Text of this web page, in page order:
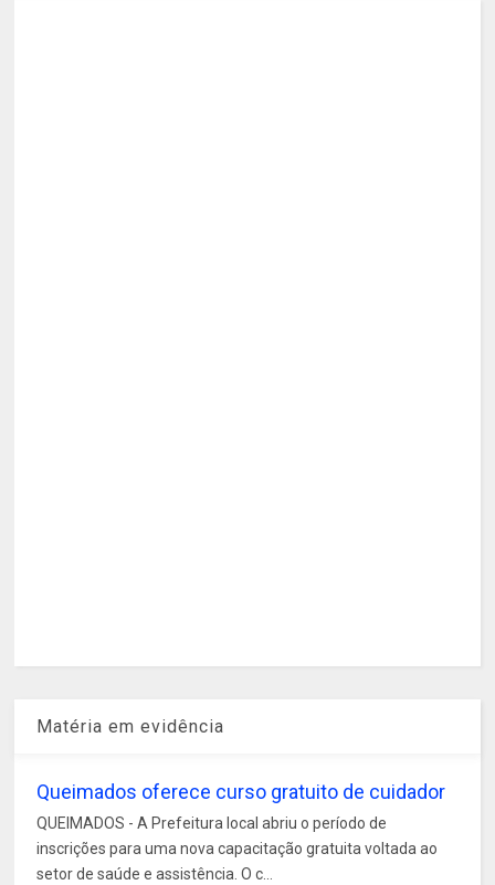
Matéria em evidência
Queimados oferece curso gratuito de cuidador
QUEIMADOS - A Prefeitura local abriu o período de
inscrições para uma nova capacitação gratuita voltada ao
setor de saúde e assistência. O c...